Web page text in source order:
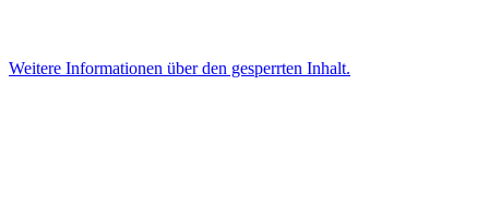
Weitere Informationen über den gesperrten Inhalt.